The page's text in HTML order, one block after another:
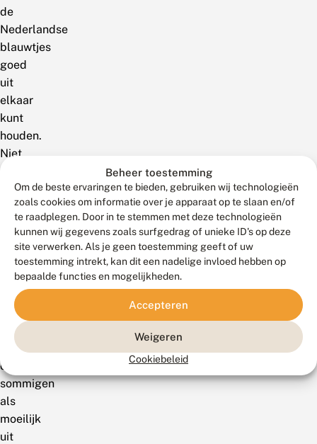
Beheer toestemming
Om de beste ervaringen te bieden, gebruiken wij technologieën
zoals cookies om informatie over je apparaat op te slaan en/of
te raadplegen. Door in te stemmen met deze technologieën
kunnen wij gegevens zoals surfgedrag of unieke ID's op deze
site verwerken. Als je geen toestemming geeft of uw
toestemming intrekt, kan dit een nadelige invloed hebben op
bepaalde functies en mogelijkheden.
Accepteren
Weigeren
Cookiebeleid
de
Nederlandse
blauwtjes
goed
uit
elkaar
kunt
houden.
Niet
alleen
blauwtjes,
maar
ook
witjes
zandoogjes
worden
door
sommigen
als
moeilijk
uit